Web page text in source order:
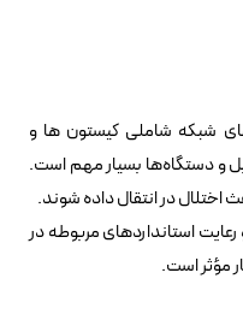
شبکه شاملی کیستون ها و
و دستگاه‌ها بسیار مهم است.
اختلال در انتقال داده شوند.
استانداردهای مربوطه در
مؤثر است.